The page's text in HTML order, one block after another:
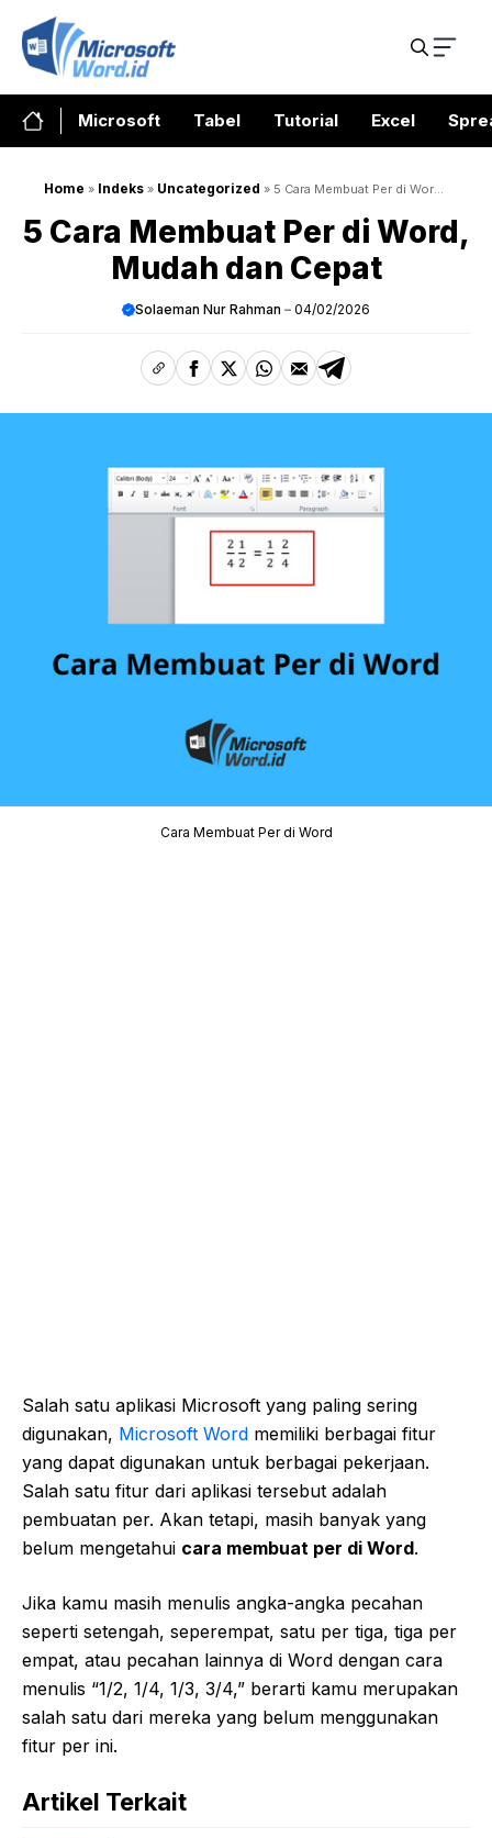
content
Microsoft Tabel Tutorial Excel
Home » Indeks » Uncategorized » 5 Cara Membuat Per di Word,
Mudah dan Cepat
5 Cara Membuat Per di Word,
Mudah dan Cepat
Solaeman Nur Rahman 04/02/2026
Cara Membuat Per di Word
Salah satu aplikasi Microsoft yang paling sering
digunakan, Microsoft Word memiliki berbagai fitur
yang dapat digunakan untuk berbagai pekerjaan.
Salah satu fitur dari aplikasi tersebut adalah
pembuatan per. Akan tetapi, masih banyak yang
belum mengetahui cara membuat per di Word.
Jika kamu masih menulis angka-angka pecahan
seperti setengah, seperempat, satu per tiga, tiga per
empat, atau pecahan lainnya di Word dengan cara
menulis “1/2, 1/4, 1/3, 3/4,” berarti kamu merupakan
salah satu dari mereka yang belum menggunakan
fitur per ini.
Artikel Terkait